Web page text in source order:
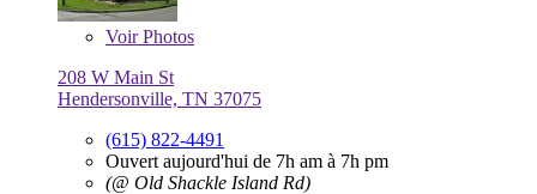
VoirPhotos
208 W Main St
Hendersonville, TN 37075
(615) 822-4491
Ouvert aujourd'hui de 7h am à 7h pm
(@ Old Shackle Island Rd)